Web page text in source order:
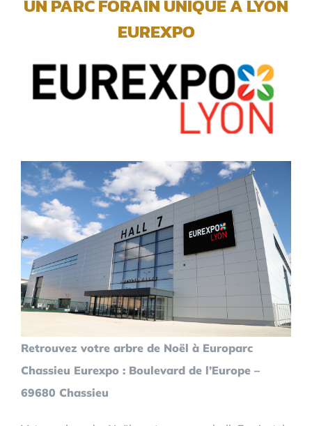
UN PARC FORAIN UNIQUE A LYON
EUREXPO
Retrouvez votre arbre de Noël à Europarc
Chassieu Eurexpo : Boulevard de l’Europe –
69680 Chassieu